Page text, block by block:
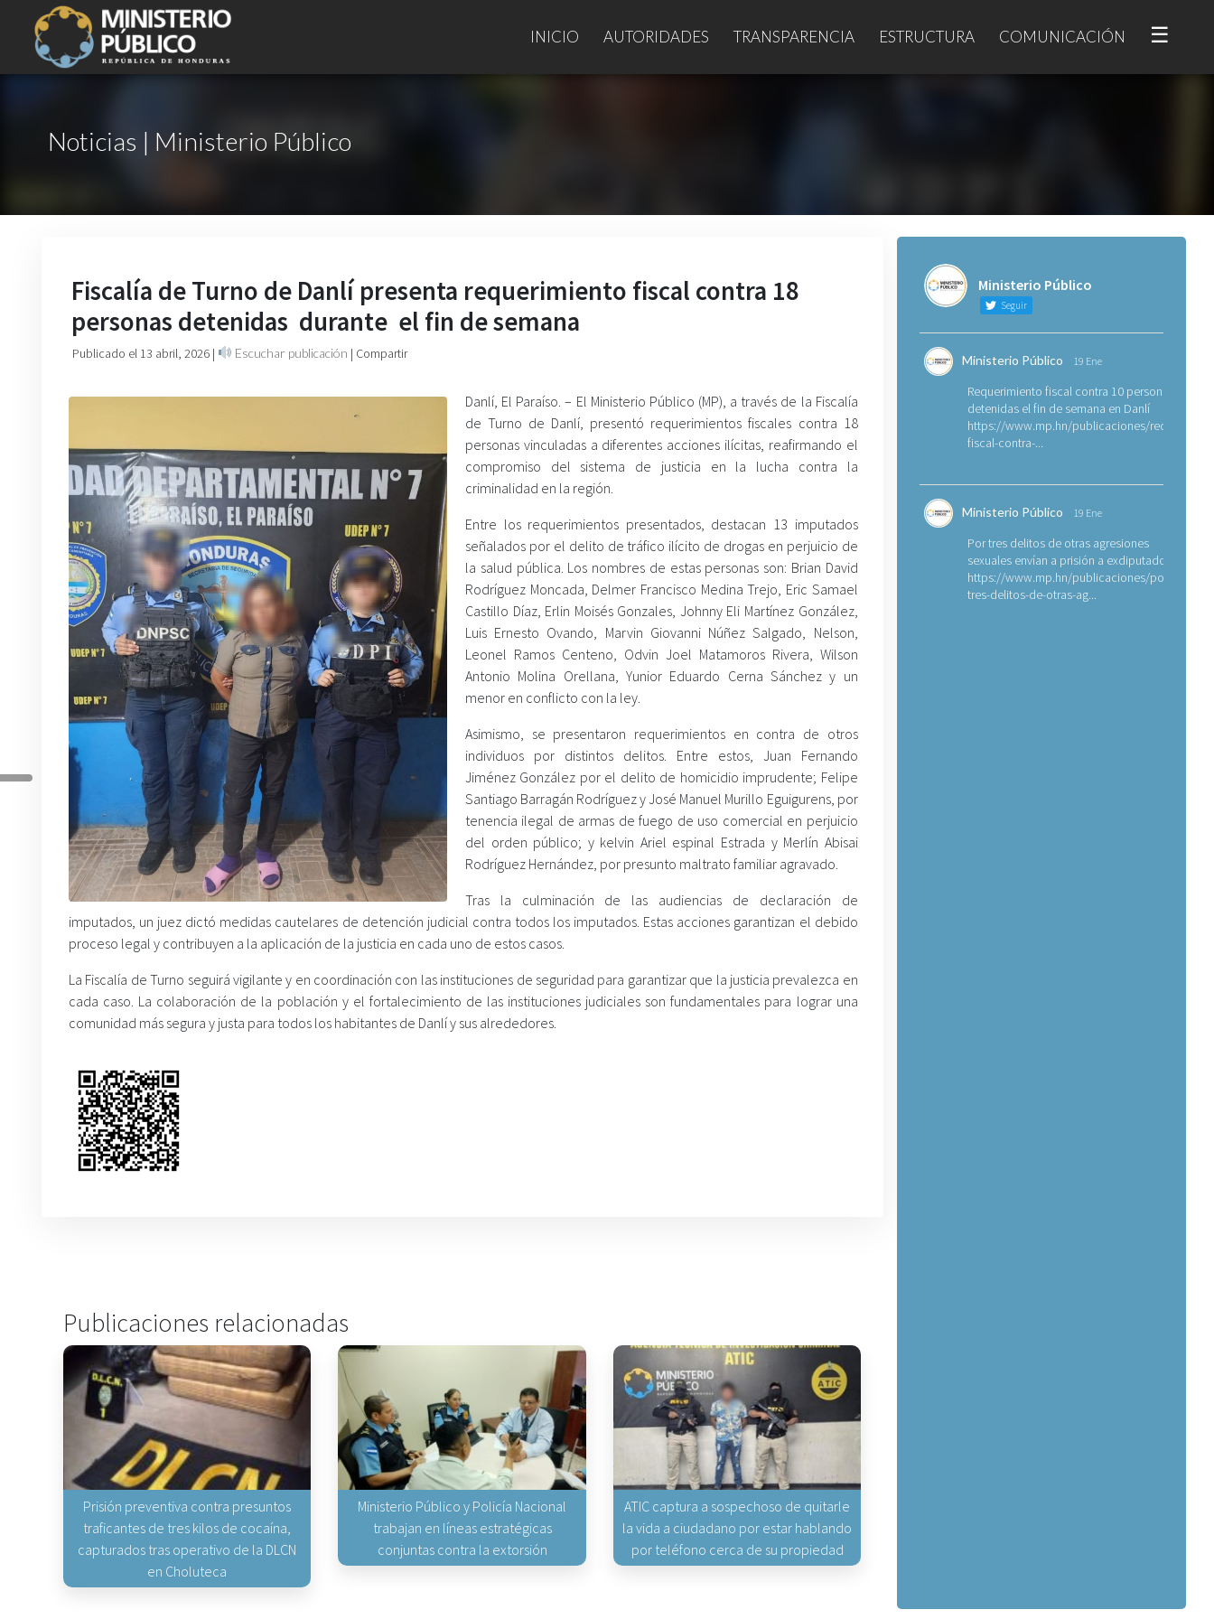
INICIO AUTORIDADES TRANSPARENCIA ESTRUCTURA COMUNICACIÓN ☰
Noticias | Ministerio Público
Fiscalía de Turno de Danlí presenta requerimiento fiscal contra 18
personas detenidas durante el fin de semana
Publicado el 13 abril, 2026 | Escuchar publicación | Compartir
Danlí, El Paraíso. – El Ministerio Público (MP), a través de la Fiscalía
de Turno de Danlí, presentó requerimientos fiscales contra 18
personas vinculadas a diferentes acciones ilícitas, reafirmando el
compromiso del sistema de justicia en la lucha contra la
criminalidad en la región.
Entre los requerimientos presentados, destacan 13 imputados
señalados por el delito de tráfico ilícito de drogas en perjuicio de
la salud pública. Los nombres de estas personas son: Brian David
Rodríguez Moncada, Delmer Francisco Medina Trejo, Eric Samael
Castillo Díaz, Erlin Moisés Gonzales, Johnny Eli Martínez González,
Luis Ernesto Ovando, Marvin Giovanni Núñez Salgado, Nelson,
Leonel Ramos Centeno, Odvin Joel Matamoros Rivera, Wilson
Antonio Molina Orellana, Yunior Eduardo Cerna Sánchez y un
menor en conflicto con la ley.
Asimismo, se presentaron requerimientos en contra de otros
individuos por distintos delitos. Entre estos, Juan Fernando
Jiménez González por el delito de homicidio imprudente; Felipe
Santiago Barragán Rodríguez y José Manuel Murillo Eguigurens, por
tenencia ilegal de armas de fuego de uso comercial en perjuicio
del orden público; y kelvin Ariel espinal Estrada y Merlín Abisai
Rodríguez Hernández, por presunto maltrato familiar agravado.
Tras la culminación de las audiencias de declaración de
imputados, un juez dictó medidas cautelares de detención judicial contra todos los imputados. Estas acciones garantizan el debido
proceso legal y contribuyen a la aplicación de la justicia en cada uno de estos casos.
La Fiscalía de Turno seguirá vigilante y en coordinación con las instituciones de seguridad para garantizar que la justicia prevalezca en
cada caso. La colaboración de la población y el fortalecimiento de las instituciones judiciales son fundamentales para lograr una
comunidad más segura y justa para todos los habitantes de Danlí y sus alrededores.
Publicaciones relacionadas
Prisión preventiva contra presuntos
traficantes de tres kilos de cocaína,
capturados tras operativo de la DLCN
en Choluteca
Ministerio Público y Policía Nacional
trabajan en líneas estratégicas
conjuntas contra la extorsión
ATIC captura a sospechoso de quitarle
la vida a ciudadano por estar hablando
por teléfono cerca de su propiedad
Ministerio Público
Seguir
Ministerio Público 19 Ene
Requerimiento fiscal contra 10 personas
detenidas el fin de semana en Danlí
https://www.mp.hn/publicaciones/
fiscal-contra-...
Ministerio Público 19 Ene
Por tres delitos de otras agresiones
sexuales envían a prisión a exdiputado
https://www.mp.hn/publicaciones/por-
tres-delitos-de-otras-ag...